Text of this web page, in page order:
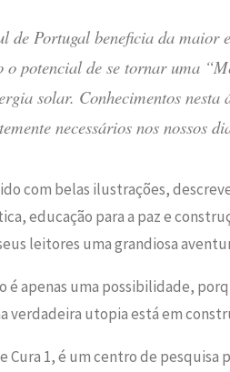
de Portugal beneficia da maior
o potencial de se tornar uma
solar. Conhecimentos
necessários nos nossos
com belas ilustrações,
educação para a paz e
leitores umagrandiosa
é apenas uma possibilidade,
verdadeira utopia está em
Cura 1,é umcentro de pesquisa